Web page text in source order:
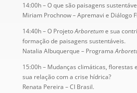
14:00h – O que são paisagens
Miriam Prochnow – Apremavi e Diálogo
14:40h – O ProjetoArboretume sua
formação de paisagens sustentáveis.
Natalia Albuquerque – Programa
15:00h – Mudanças climáticas, florestas
sua relação com a crise hídrica?
Renata Pereira – CI Brasil.